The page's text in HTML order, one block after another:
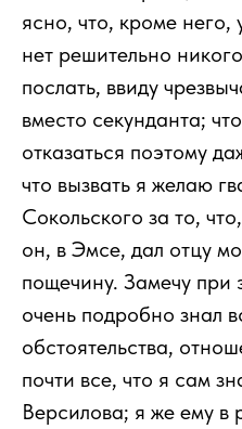
ясно, что, кроме него,
нет решительно
послать, ввиду
вместо секунданта;
отказаться поэтому
что вызвать я желаю
Сокольского за то,
он, в Эмсе, дал отцу
пощечину. Замечу при
очень подробно знал
обстоятельства,
почти все, что я сам
Версилова; я же ему в